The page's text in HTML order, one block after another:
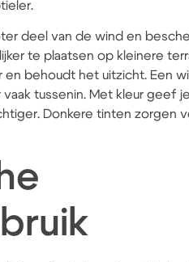
deel van de wind en
te plaatsen op kleinere
en behoudt het uitzicht. Een
tussenin. Met kleur geef
Donkere tinten zorgen